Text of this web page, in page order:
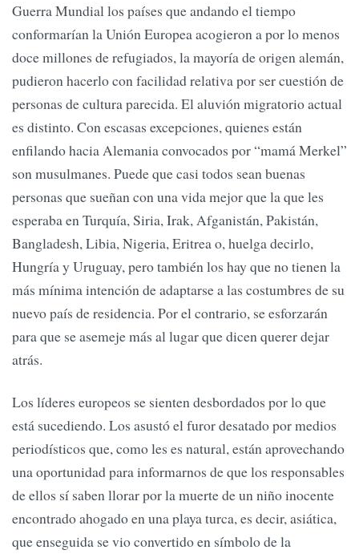
Guerra Mundial los países que andando el tiempo
conformarían la Unión Europea acogieron a por lo menos
doce millones de refugiados, la mayoría de origen alemán,
pudieron hacerlo con facilidad relativa por ser cuestión de
personas de cultura parecida. El aluvión migratorio actual
es distinto. Con escasas excepciones, quienes están
enfilando hacia Alemania convocados por “mamá Merkel”
son musulmanes. Puede que casi todos sean buenas
personas que sueñan con una vida mejor que la que les
esperaba en Turquía, Siria, Irak, Afganistán, Pakistán,
Bangladesh, Libia, Nigeria, Eritrea o, huelga decirlo,
Hungría y Uruguay, pero también los hay que no tienen la
más mínima intención de adaptarse a las costumbres de su
nuevo país de residencia. Por el contrario, se esforzarán
para que se asemeje más al lugar que dicen querer dejar
atrás.
Los líderes europeos se sienten desbordados por lo que
está sucediendo. Los asustó el furor desatado por medios
periodísticos que, como les es natural, están aprovechando
una oportunidad para informarnos de que los responsables
de ellos sí saben llorar por la muerte de un niño inocente
encontrado ahogado en una playa turca, es decir, asiática,
que enseguida se vio convertido en símbolo de la